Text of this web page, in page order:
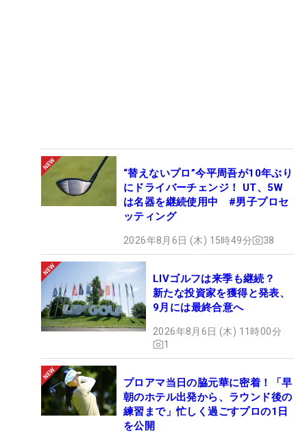
“替えないプロ”今平周吾が10年ぶり
にドライバーチェンジ！ UT、5W
は名器を継続使用中 #男子プロセ
ッティング
2026年8月6日 (木) 15時49分 38
LIVゴルフは来季も継続？
新たな投資家を獲得と発表、
9月には最終合意へ
2026年8月6日 (木) 11時00分
1
プロアマ当日の脇元華に密着！「早
朝のホテル出発から、ラウンド後の
練習まで」忙しく過ごすプロの1日
を公開